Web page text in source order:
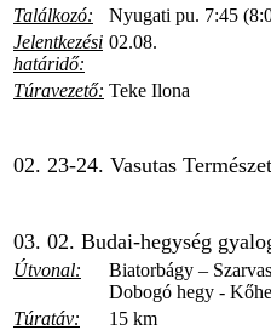
Találkozó:
Nyugati pu. 7:45
Jelentkezési
határidő:
02.08.
Túravezető: Teke Ilona
02. 23-24. Vasutas
03. 02. Budai-hegység
Útvonal:
Biatorbágy –
Dobogó hegy -
Túratáv:
15 km